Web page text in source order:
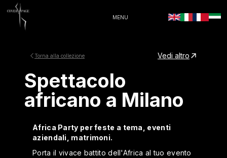
MENU
Torna alla collezione Vedi altro
Spettacolo
africano a Milano
Africa Party per feste a tema, eventi
aziendali, matrimoni.
Porta il vivace battito dell'Africa al tuo evento